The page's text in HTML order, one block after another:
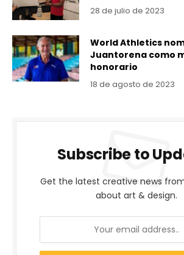
28 de julio de 2023
World Athletics
Juantorena como
honorario
18 de agosto de 2023
Subscribe to
Get the latest creative news
about art & design.